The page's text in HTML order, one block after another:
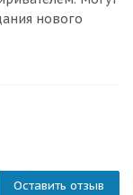
нового
Оставить отзыв